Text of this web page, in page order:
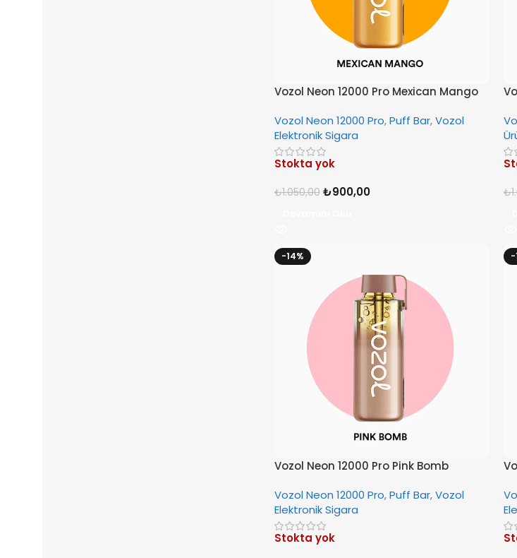
Vozol Neon 12000 Pro Mexican Mango
Vozol Neon 12000 Pro,Puff Bar,Vozol
Elektronik Sigara
Stokta yok
₺1.050,00 ₺900,00 ₺
-14%
Vozol Neon 12000 Pro Pink Bomb
Vozol Neon 12000 Pro,Puff Bar,Vozol
Elektronik Sigara
Stokta yok
-